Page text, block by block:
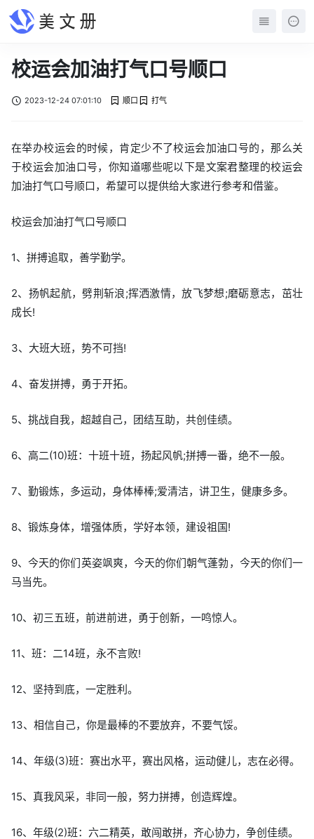
校运会加油打气口号顺口
2023-12-24 07:01:10 顺口 打气
在举办校运会的时候，肯定少不了校运会加油口号的，那么关
于校运会加油口号，你知道哪些呢以下是文案君整理的校运会
加油打气口号顺口，希望可以提供给大家进行参考和借鉴。
校运会加油打气口号顺口
1、拼搏追取，善学勤学。
2、扬帆起航，劈荆斩浪;挥洒激情，放飞梦想;磨砺意志，茁壮
成长!
3、大班大班，势不可挡!
4、奋发拼搏，勇于开拓。
5、挑战自我，超越自己，团结互助，共创佳绩。
6、高二(10)班：十班十班，扬起风帆;拼搏一番，绝不一般。
7、勤锻炼，多运动，身体棒棒;爱清洁，讲卫生，健康多多。
8、锻炼身体，增强体质，学好本领，建设祖国!
9、今天的你们英姿飒爽，今天的你们朝气蓬勃，今天的你们一
马当先。
10、初三五班，前进前进，勇于创新，一鸣惊人。
11、班：二14班，永不言败!
12、坚持到底，一定胜利。
13、相信自己，你是最棒的不要放弃，不要气馁。
14、年级(3)班：赛出水平，赛出风格，运动健儿，志在必得。
15、真我风采，非同一般，努力拼搏，创造辉煌。
16、年级(2)班：六二精英，敢闯敢拼，齐心协力，争创佳绩。